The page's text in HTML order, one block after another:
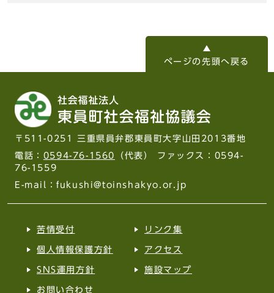
ページの先頭へ戻る
〒511-0251 三重県員弁郡東員町大字山田2013番地
電話： 0594-76-1560
（代表） ファックス：0594-
76-1559
E-mail：fukushi@toinshakyo.or.jp
苦情受付 リンク集
個人情報保護方針 アクセス
SNS運用方針 施設マップ
お問い合わせ